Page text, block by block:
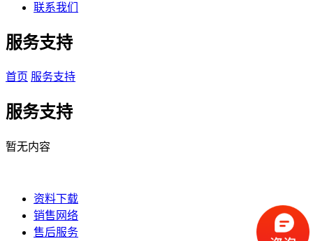
联系我们
服务支持
首页 服务支持
服务支持
暂无内容
资料下载
销售网络
售后服务